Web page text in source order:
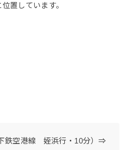
置しています。
鉄空港線 姪浜行・10分）⇒